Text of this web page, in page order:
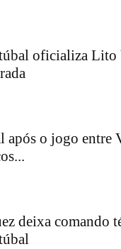
oficializa Lito
após o jogo entre
deixa comando